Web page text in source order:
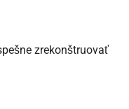
zrekonštruovať